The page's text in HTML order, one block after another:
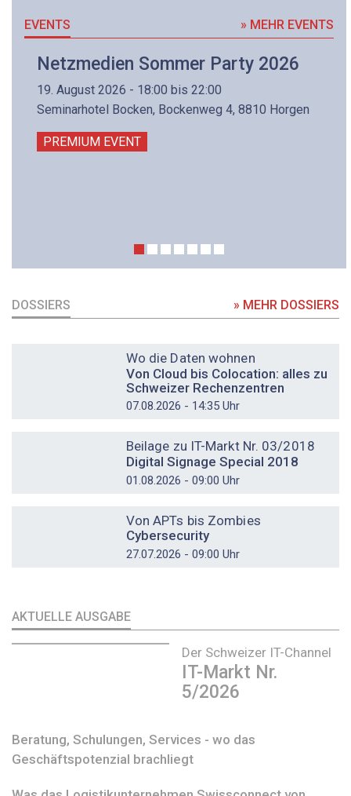
EVENTS » MEHR EVENTS
Netzmedien Sommer Party 2026
19. August 2026 - 18:00 bis 22:00
Seminarhotel Bocken, Bockenweg 4, 8810 Horgen
PREMIUM EVENT
DOSSIERS » MEHR DOSSIERS
Wo die Daten wohnen
Von Cloud bis Colocation: alles zu
Schweizer Rechenzentren
07.08.2026 - 14:35 Uhr
Beilage zu IT-Markt Nr. 03/2018
Digital Signage Special 2018
01.08.2026 - 09:00 Uhr
Von APTs bis Zombies
Cybersecurity
27.07.2026 - 09:00 Uhr
AKTUELLE AUSGABE
Der Schweizer IT-Channel
IT-Markt Nr.
5/2026
Beratung, Schulungen, Services - wo das
Geschäftspotenzial brachliegt